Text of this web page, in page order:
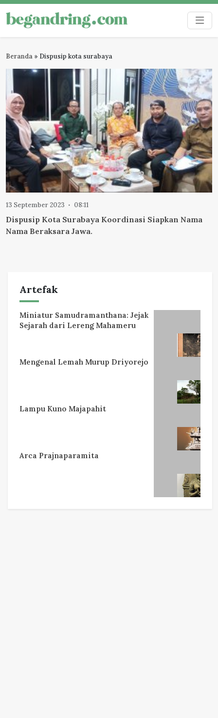
Skip
to
content
Begandring
Menjaga ingatan untuk masa depan
Beranda » Dispusip kota surabaya
13 September 2023 08:11
Dispusip Kota Surabaya Koordinasi Siapkan Nama
Nama Beraksara Jawa.
Artefak
Miniatur Samudramanthana: Jejak
Sejarah dari Lereng Mahameru
Mengenal Lemah Murup Driyorejo
Lampu Kuno Majapahit
Arca Prajnaparamita